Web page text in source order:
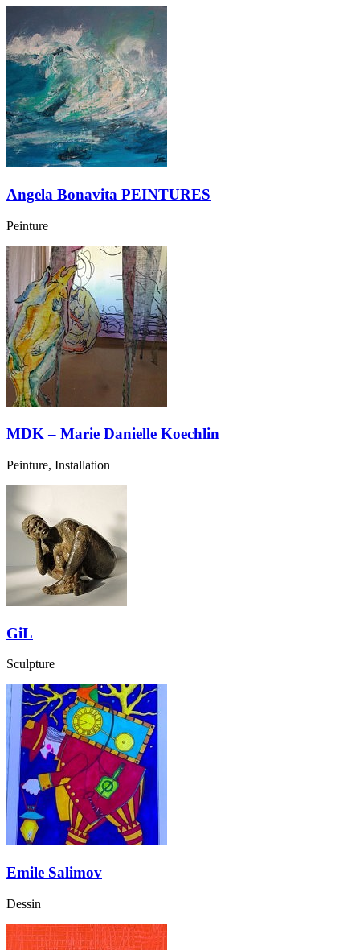
Angela Bonavita PEINTURES
Peinture
MDK – Marie Danielle Koechlin
Peinture, Installation
GiL
Sculpture
Emile Salimov
Dessin